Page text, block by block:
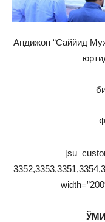
Андижон “Саййид